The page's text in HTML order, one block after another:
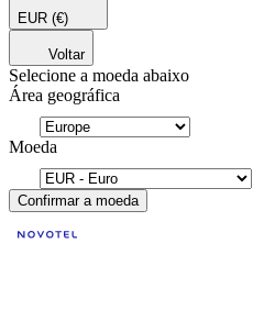
EUR (€)
Voltar
Selecione a moeda abaixo
Área geográfica
Moeda
Confirmar a moeda